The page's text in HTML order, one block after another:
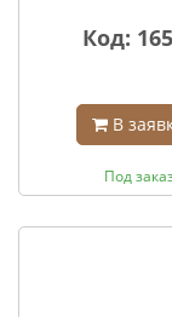
Код:
В
Под